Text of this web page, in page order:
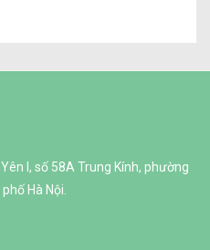
I, số 58A Trung Kính, phường
Hà Nội.